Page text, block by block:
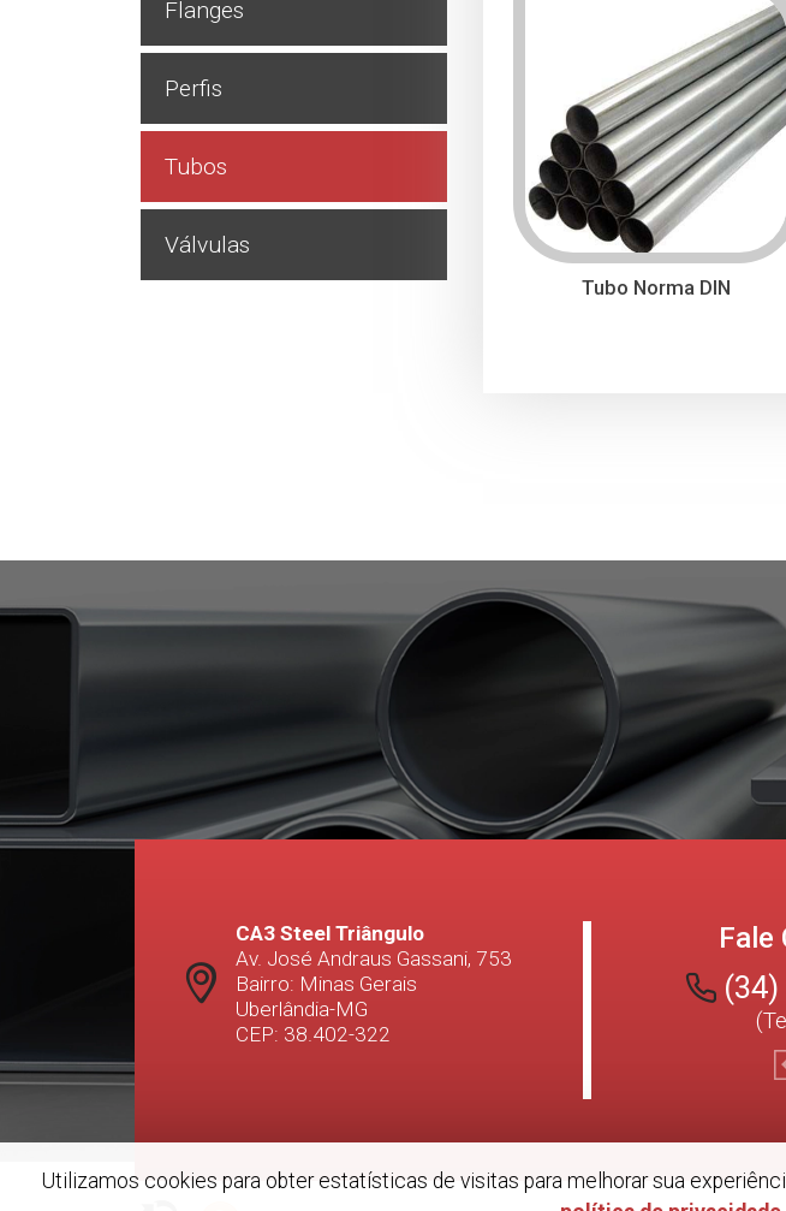
Flanges
Perfis
Tubos
Válvulas
Tubo Norma DIN
CA3 Steel Triângulo
Av. José Andraus Gassani, 753
Bairro: Minas Gerais
Uberlândia-MG
CEP: 38.402-322
Fale
(34)
Utilizamos cookies para obter estatísticas de visitas para melhorar sua